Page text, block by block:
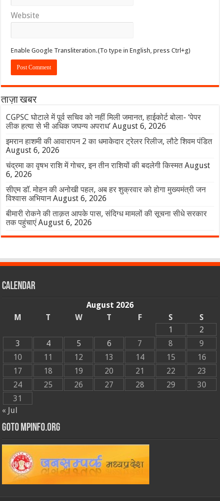
Website
Enable Google Transliteration.(To type in English, press Ctrl+g)
ताज़ा खबर
CGPSC घोटाले में पूर्व सचिव को नहीं मिली जमानत, हाईकोर्ट बोला- ‘पेपर
लीक हत्या से भी अधिक जघन्य अपराध’ August 6, 2026
इमरान हाशमी की आवारापन 2 का धमाकेदार ट्रेलर रिलीज, लौटे शिवम पंडित
August 6, 2026
चंद्रमा का वृषभ राशि में गोचर, इन तीन राशियों की बदलेगी किस्मत August
6, 2026
सीएम डॉ. मोहन की अनोखी पहल, अब हर शुक्रवार को होगा मुख्यमंत्री जन
विश्वास अभियान August 6, 2026
बीमारी रोकने की ताक़त आपके पास, संदिग्ध मामलों की सूचना सीधे सरकार
तक पहुंचाएं August 6, 2026
Calendar
August 2026
M
T W T F S
S
1
2
3
4 5 6 7 8
9
10
11 12 13 14 15
16
17
18 19 20 21 22
23
24
25 26 27 28 29
30
31
« Jul
GOTO MPINFO.ORG